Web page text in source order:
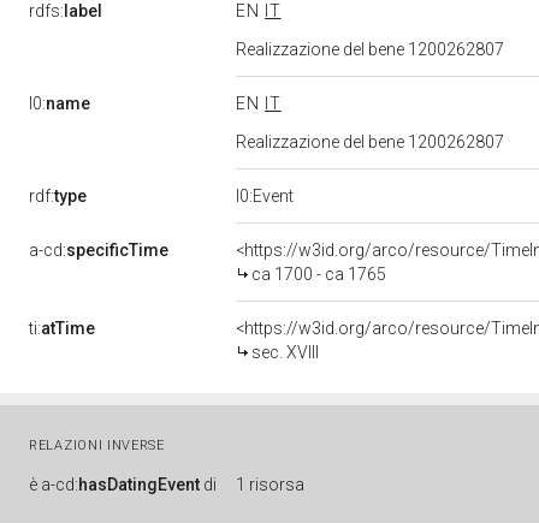
rdfs: label EN
IT
Realizzazione del bene 1200262807
l0:name EN
IT
Realizzazione del bene 1200262807
rdf:type l0:Event
a-cd:specificTime
<https://w3id.org/arco/resource/
ca 1700 - ca 1765
ti:atTime
<https://w3id.org/arco/resource/
sec. XVIII
RELAZIONI INVERSE
è a-cd:hasDatingEvent di 1 risorsa